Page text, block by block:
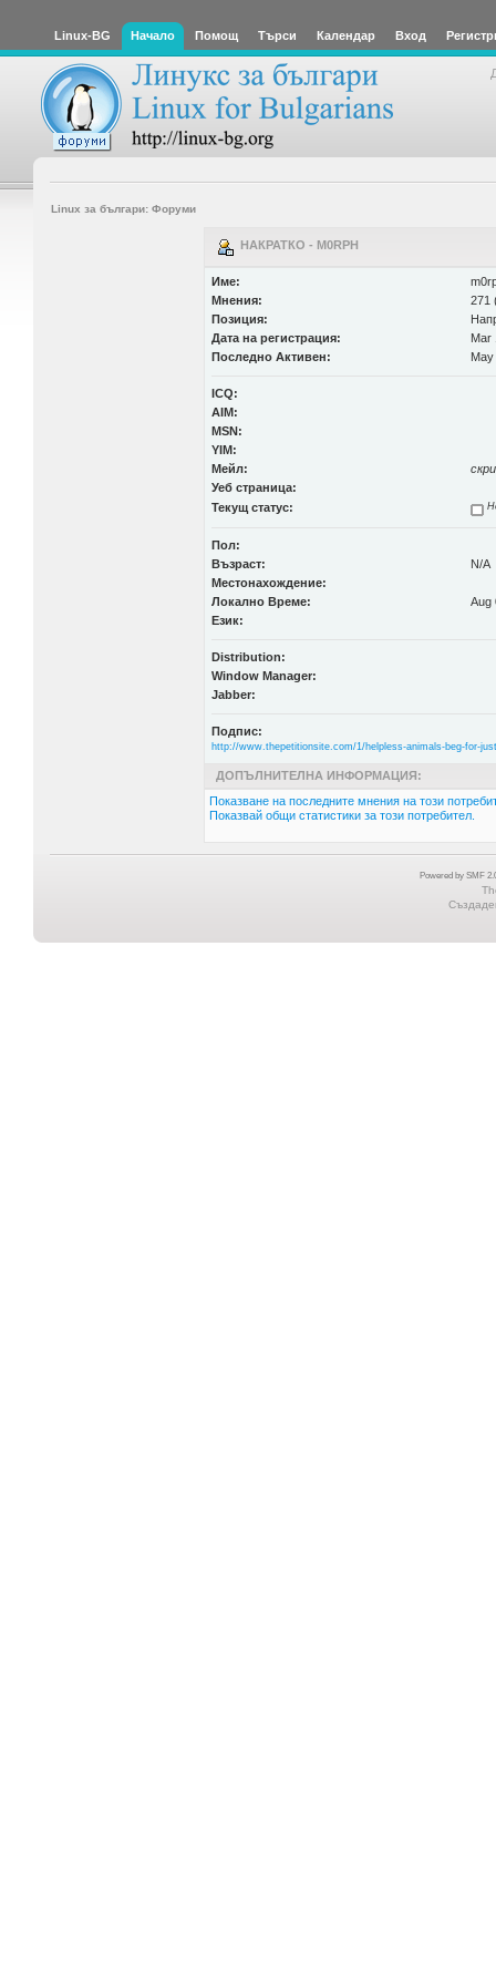
Linux-BG Начало Помощ Търси Календар Вход
Linux за българи: Форуми
НАКРАТКО - M0RPH
Име:
Мнения:
271
Позиция:
Дата на регистрация:
Mar
Последно Активен:
May
ICQ:
AIM:
MSN:
YIM:
Мейл:
Уеб страница:
Текущ статус:
Пол:
Възраст:
N/A
Местонахождение:
Локално Време:
Aug
Език:
Distribution:
Window Manager:
Jabber:
Подпис:
http://www.thepetitionsite.com/1/helpless-animals-beg-for-
ДОПЪЛНИТЕЛНА ИНФОРМАЦИЯ:
Показване на последните мнения на този
Показвай общи статистики за този потребител.
Powered by SMF